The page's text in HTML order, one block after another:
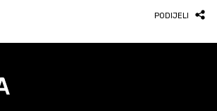
PODIJELI